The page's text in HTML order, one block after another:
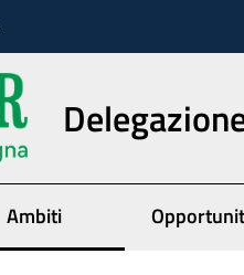
Ambiti